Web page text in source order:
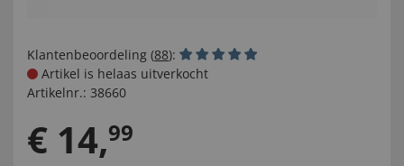
Klantenbeoordeling (88):
Artikel is helaas uitverkocht
Artikelnr.: 38660
€ 14,99